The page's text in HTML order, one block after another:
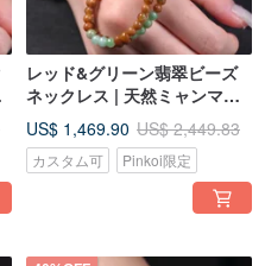
レッド&グリーン翡翠ビーズ
ネックレス | 天然ミャンマー
産 A 貨翡翠 | ギフトに
US$ 1,469.90 US$ 2,449.83
カスタム可 Pinkoi限定